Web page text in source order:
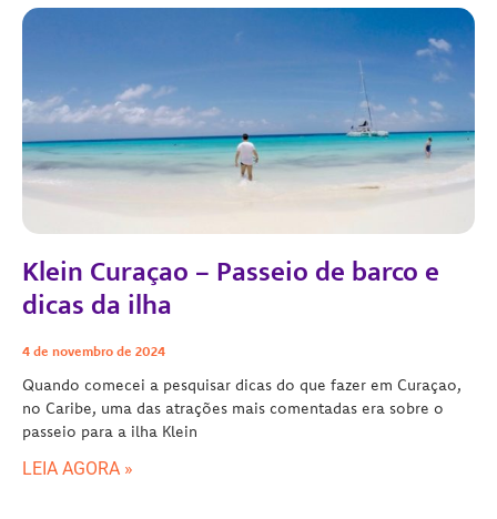
Klein Curaçao – Passeio de barco e
dicas da ilha
4 de novembro de 2024
Quando comecei a pesquisar dicas do que fazer em Curaçao,
no Caribe, uma das atrações mais comentadas era sobre o
passeio para a ilha Klein
LEIA AGORA »